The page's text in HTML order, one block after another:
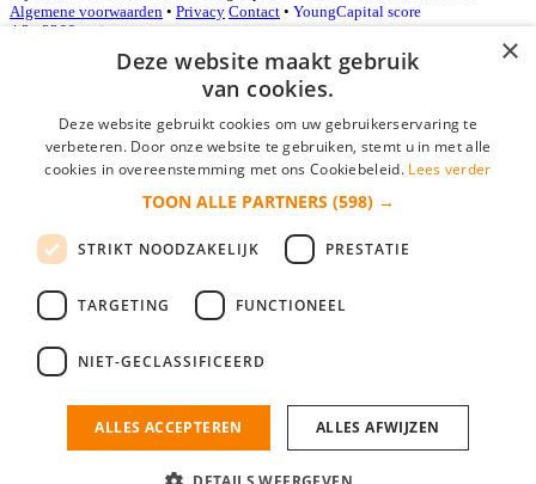
Algemene voorwaarden • Privacy Contact • YoungCapital score
4.3 - 3366 reviews
Inloggen als bedrijf
*
login gegevens onthouden
login
Bedrijf aanmelden
nieuwe collega/werknemer zo gevonden!
×
Deze website maakt gebruik
van cookies.
Deze website gebruikt cookies om uw gebruikerservaring te
verbeteren. Door onze website te gebruiken, stemt u in met alle
cookies in overeenstemming met ons Cookiebeleid. Lees verder
TOON ALLE PARTNERS (598) →
STRIKT NOODZAKELIJK PRESTATIE
TARGETING FUNCTIONEEL
NIET-GECLASSIFICEERD
ALLES ACCEPTEREN ALLES AFWIJZEN